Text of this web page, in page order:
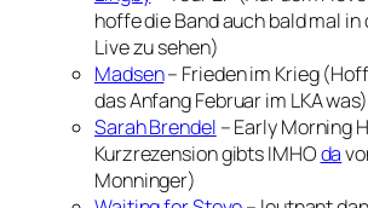
hoffe die Band auch bald mal in
Live zu sehen)
Madsen– Frieden im Krieg
das Anfang Februar im LKA was)
Sarah Brendel – Early Morning
Kurzrezension gibts IMHOda
Monninger)